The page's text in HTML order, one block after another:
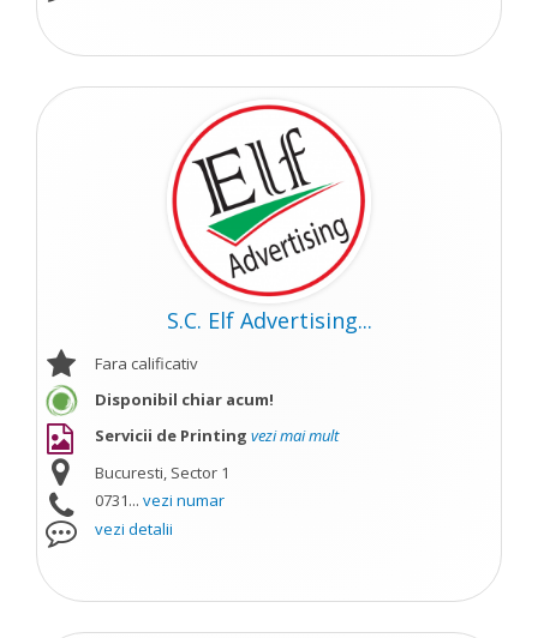
S.C. Elf Advertising...
Fara calificativ
Disponibil chiar acum!
Servicii de Printing vezi mai mult
Bucuresti, Sector 1
0731... vezi numar
vezi detalii